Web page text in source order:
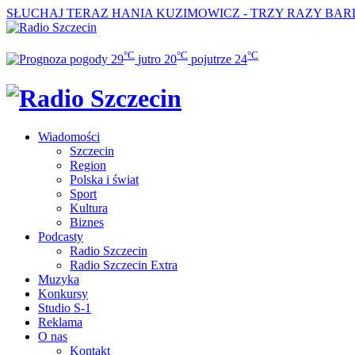
SŁUCHAJ TERAZ HANIA KUZIMOWICZ - TRZY RAZY
29°C jutro 20°C pojutrze 24°C
Wiadomości
Szczecin
Region
Polska i świat
Sport
Kultura
Biznes
Podcasty
Radio Szczecin
Radio Szczecin Extra
Muzyka
Konkursy
Studio S-1
Reklama
O nas
Kontakt